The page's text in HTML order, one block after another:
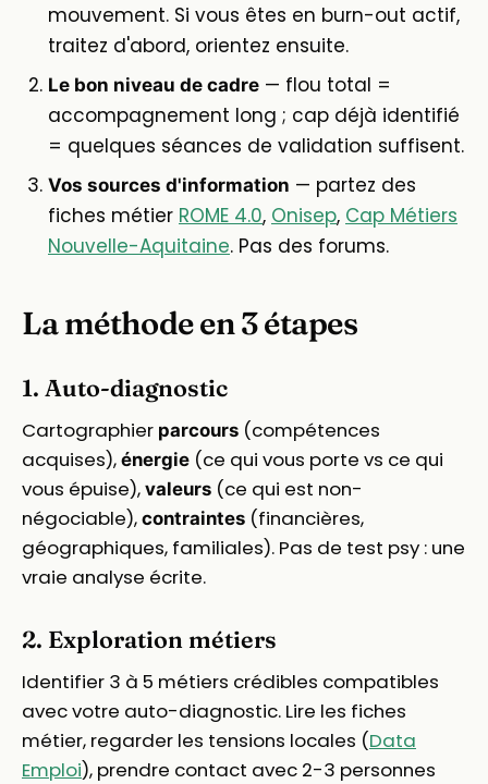
mouvement. Si vous êtes en burn-out actif,
traitez d'abord, orientez ensuite.
Le bon niveau de cadre — flou total =
accompagnement long ; cap déjà identifié
= quelques séances de validation suffisent.
Vos sources d'information — partez des
fiches métier ROME 4.0, Onisep, Cap Métiers
Nouvelle-Aquitaine. Pas des forums.
La méthode en 3 étapes
1. Auto-diagnostic
Cartographier parcours (compétences
acquises), énergie (ce qui vous porte vs ce qui
vous épuise), valeurs (ce qui est non-
négociable), contraintes (financières,
géographiques, familiales). Pas de test psy : une
vraie analyse écrite.
2. Exploration métiers
Identifier 3 à 5 métiers crédibles compatibles
avec votre auto-diagnostic. Lire les fiches
métier, regarder les tensions locales (Data
Emploi), prendre contact avec 2-3 personnes